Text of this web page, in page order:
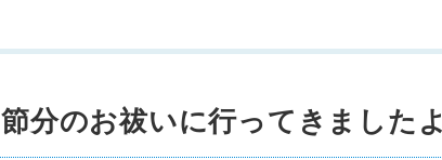
節分のお祓いに行ってきましたよ